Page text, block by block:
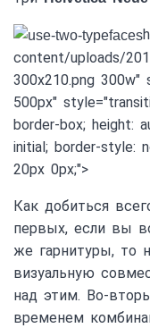
content/uploads/
300x210.png 300w"
500px"
border-box; height:
initial; border-style:
20px 0px;">
Как добиться
первых, если вы
же гарнитуры, то
визуальную
над этим. Во-
временем